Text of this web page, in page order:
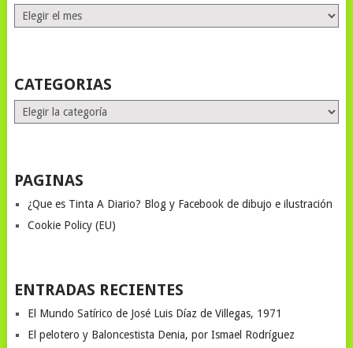
ALL
MONTHS
CATEGORIAS
Categorias
PAGINAS
¿Que es Tinta A Diario? Blog y Facebook de dibujo e ilustración
Cookie Policy (EU)
ENTRADAS RECIENTES
El Mundo Satírico de José Luis Díaz de Villegas, 1971
El pelotero y Baloncestista Denia, por Ismael Rodríguez